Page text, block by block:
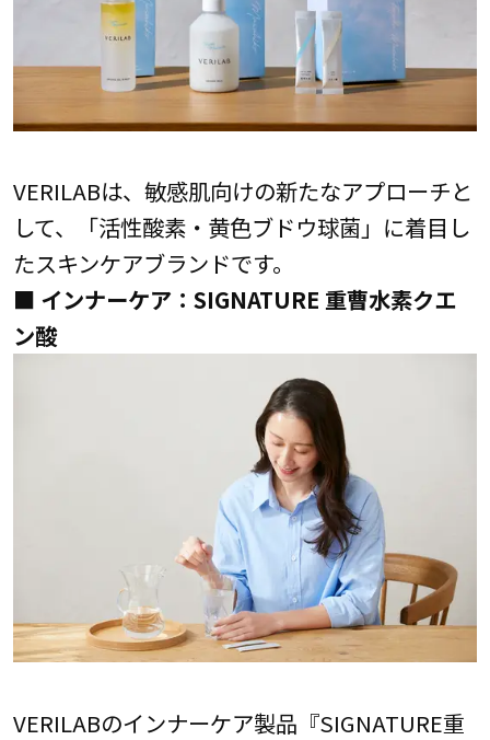
VERILABは、敏感肌向けの新たなアプローチと
して、「活性酸素・黄色ブドウ球菌」に着目し
たスキンケアブランドです。
■ インナーケア：SIGNATURE 重曹水素クエ
ン酸
VERILABのインナーケア製品『SIGNATURE重